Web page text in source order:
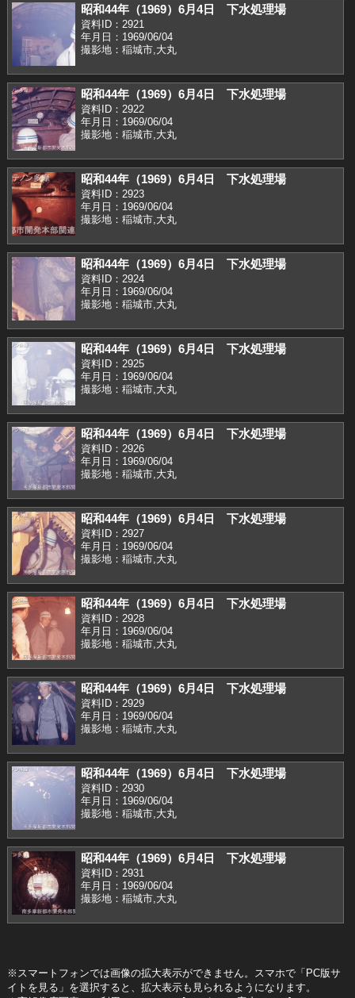
昭和44年（1969）6月4日 下水処理場
資料ID：2921
年月日：1969/06/04
撮影地：稲城市,大丸
昭和44年（1969）6月4日 下水処理場
資料ID：2922
年月日：1969/06/04
撮影地：稲城市,大丸
昭和44年（1969）6月4日 下水処理場
資料ID：2923
年月日：1969/06/04
撮影地：稲城市,大丸
昭和44年（1969）6月4日 下水処理場
資料ID：2924
年月日：1969/06/04
撮影地：稲城市,大丸
昭和44年（1969）6月4日 下水処理場
資料ID：2925
年月日：1969/06/04
撮影地：稲城市,大丸
昭和44年（1969）6月4日 下水処理場
資料ID：2926
年月日：1969/06/04
撮影地：稲城市,大丸
昭和44年（1969）6月4日 下水処理場
資料ID：2927
年月日：1969/06/04
撮影地：稲城市,大丸
昭和44年（1969）6月4日 下水処理場
資料ID：2928
年月日：1969/06/04
撮影地：稲城市,大丸
昭和44年（1969）6月4日 下水処理場
資料ID：2929
年月日：1969/06/04
撮影地：稲城市,大丸
昭和44年（1969）6月4日 下水処理場
資料ID：2930
年月日：1969/06/04
撮影地：稲城市,大丸
昭和44年（1969）6月4日 下水処理場
資料ID：2931
年月日：1969/06/04
撮影地：稲城市,大丸
※スマートフォンでは画像の拡大表示ができません。スマホで「PC版サ
イトを見る」を選択すると、拡大表示も見られるようになります。